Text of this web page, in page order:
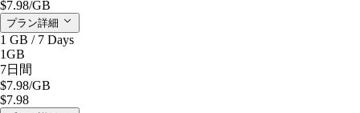
$7.98/GB
プラン詳細
1 GB / 7 Days
1GB
7日間
$7.98/GB
$7.98